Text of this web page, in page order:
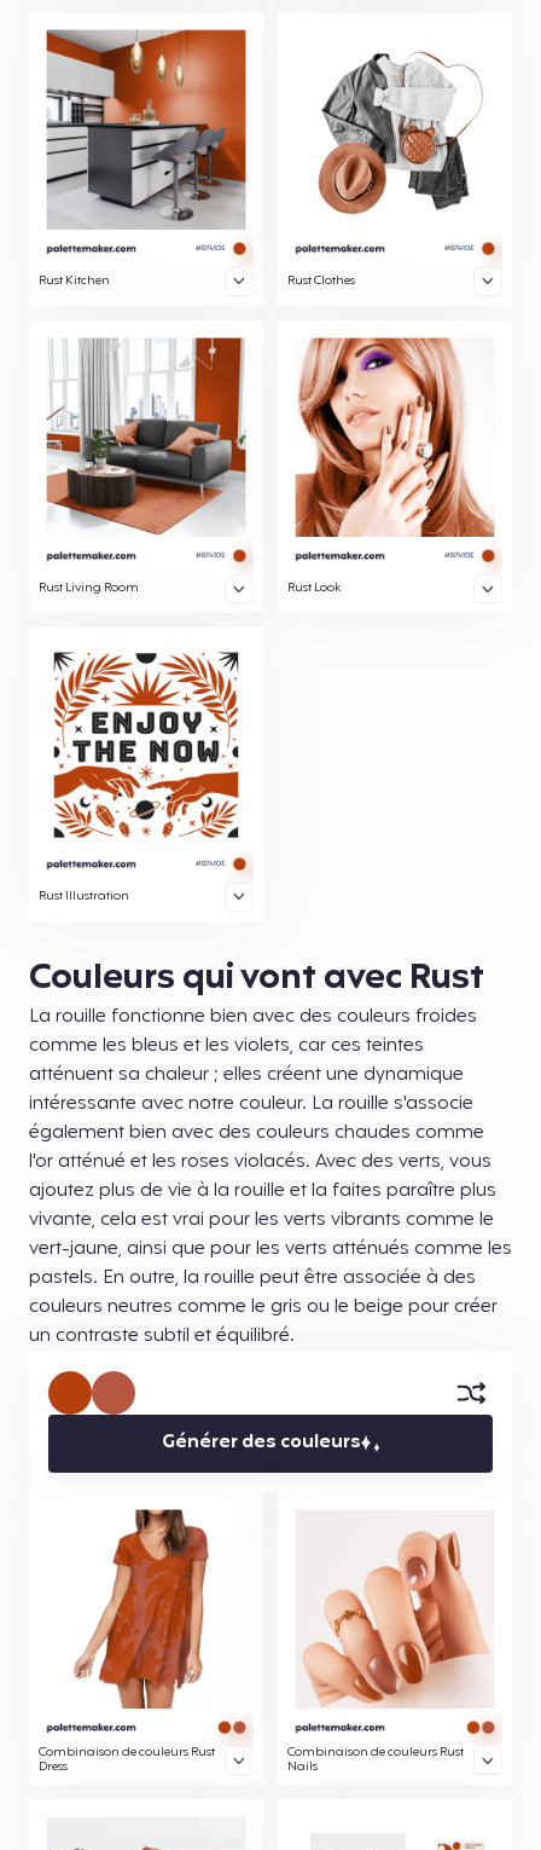
Rust Kitchen Rust Clothes
Rust Living Room Rust Look
Rust Illustration
Couleurs qui vont avec Rust
La rouille fonctionne bien avec des couleurs froides
comme les bleus et les violets, car ces teintes
atténuent sa chaleur ; elles créent une dynamique
intéressante avec notre couleur. La rouille s'associe
également bien avec des couleurs chaudes comme
l'or atténué et les roses violacés. Avec des verts, vous
ajoutez plus de vie à la rouille et la faites paraître plus
vivante, cela est vrai pour les verts vibrants comme le
vert-jaune, ainsi que pour les verts atténués comme les
pastels. En outre, la rouille peut être associée à des
couleurs neutres comme le gris ou le beige pour créer
un contraste subtil et équilibré.
Générer des couleurs
Combinaison de couleurs Rust
Dress
Combinaison de couleurs Rust
Nails